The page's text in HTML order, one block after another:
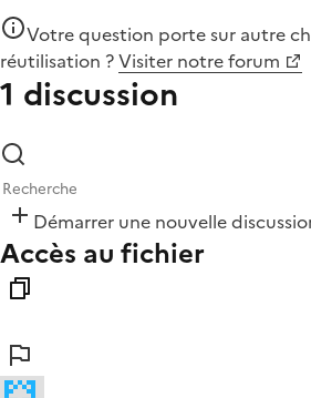
Votre question porte sur autre
réutilisation ?Visiter notre forum
1 discussion
Démarrer une nouvelle
Accès au fichier